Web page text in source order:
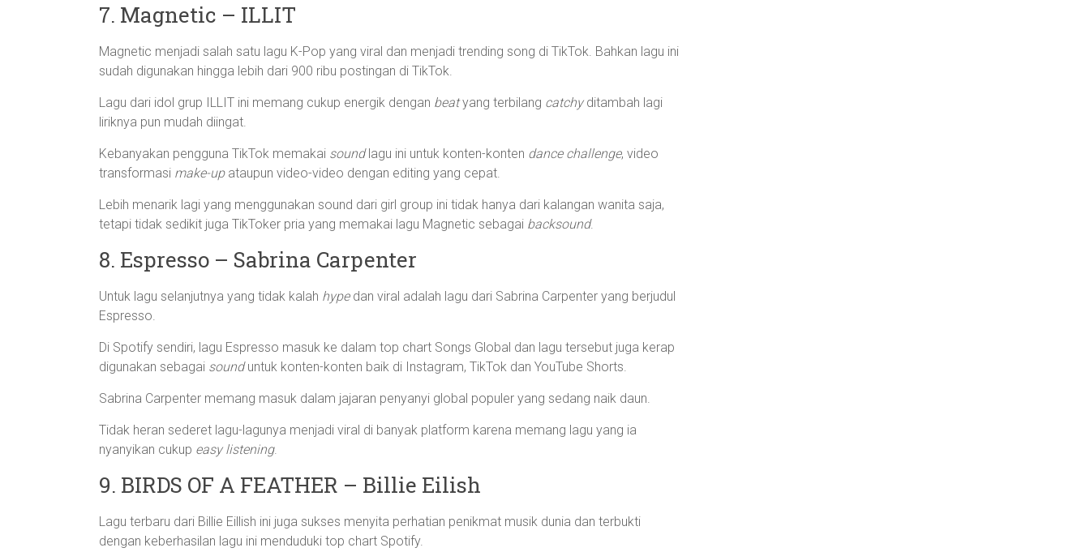
7. Magnetic – ILLIT
Magnetic menjadi salah satu lagu K-Pop yang viral dan menjadi trending song di TikTok. Bahkan lagu ini
sudah digunakan hingga lebih dari 900 ribu postingan di TikTok.
Lagu dari idol grup ILLIT ini memang cukup energik dengan beatyang terbilang catchyditambah lagi
liriknya pun mudah diingat.
Kebanyakan pengguna TikTok memakai sound lagu ini untuk konten-konten dance challenge, video
transformasi make-upataupun video-video dengan editing yang cepat.
Lebih menarik lagi yang menggunakan sound dari girl group ini tidak hanya dari kalangan wanita saja,
tetapi tidak sedikit juga TikToker pria yang memakai lagu Magnetic sebagai backsound.
8. Espresso – Sabrina Carpenter
Untuk lagu selanjutnya yang tidak kalah hype dan viral adalah lagu dari Sabrina Carpenter yang berjudul
Espresso.
Di Spotify sendiri, lagu Espresso masuk ke dalam top chart Songs Global dan lagu tersebut juga kerap
digunakan sebagai sounduntuk konten-konten baik di Instagram, TikTok dan YouTube Shorts.
Sabrina Carpenter memang masuk dalam jajaran penyanyi global populer yang sedang naik daun.
Tidak heran sederet lagu-lagunya menjadi viral di banyak platform karena memang lagu yang ia
nyanyikan cukup easy listening.
9. BIRDS OF A FEATHER – Billie Eilish
Lagu terbaru dari Billie Eillish ini juga sukses menyita perhatian penikmat musik dunia dan terbukti
dengan keberhasilan lagu ini menduduki top chart Spotify.